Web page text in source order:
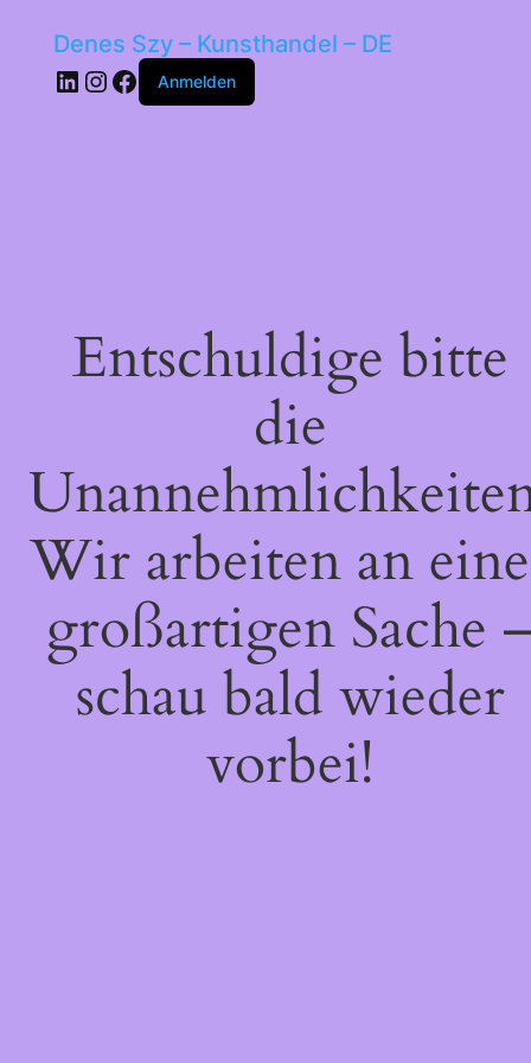
Denes Szy – Kunsthandel – DE
LinkedIn
Instagram
Facebook
Anmelden
Entschuldige bitte
die
Wir arbeiten an
großartigen Sache
schau bald wieder
vorbei!